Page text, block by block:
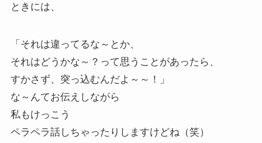
ときには、
「それは違ってるな～とか、
それはどうかな～？って思うことがあったら、
すかさず、突っ込むんだよ～～！」
な～んてお伝えしながら
私もけっこう
ペラペラ話しちゃったりしますけどね（笑）